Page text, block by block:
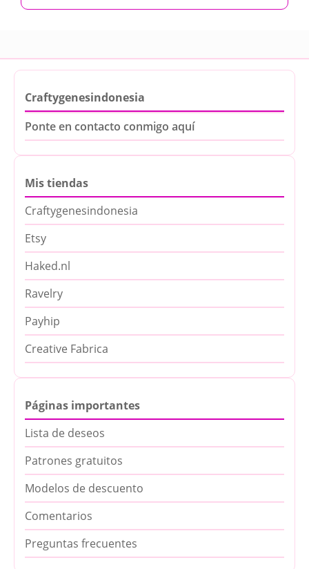
Craftygenesindonesia
Ponte en contacto conmigo aquí
Mis tiendas
Craftygenesindonesia
Etsy
Haked.nl
Ravelry
Payhip
Creative Fabrica
Páginas importantes
Lista de deseos
Patrones gratuitos
Modelos de descuento
Comentarios
Preguntas frecuentes